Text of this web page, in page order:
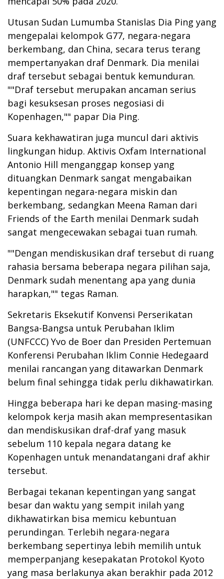
Utusan Sudan Lumumba Stanislas Dia Ping yang
mengepalai kelompok G77, negara-negara
berkembang, dan China, secara terus terang
mempertanyakan draf Denmark. Dia menilai
draf tersebut sebagai bentuk kemunduran.
""Draf tersebut merupakan ancaman serius
bagi kesuksesan proses negosiasi di
Kopenhagen,"" papar Dia Ping.
Suara kekhawatiran juga muncul dari aktivis
lingkungan hidup. Aktivis Oxfam International
Antonio Hill menganggap konsep yang
dituangkan Denmark sangat mengabaikan
kepentingan negara-negara miskin dan
berkembang, sedangkan Meena Raman dari
Friends of the Earth menilai Denmark sudah
sangat mengecewakan sebagai tuan rumah.
""Dengan mendiskusikan draf tersebut di ruang
rahasia bersama beberapa negara pilihan saja,
Denmark sudah menentang apa yang dunia
harapkan,"" tegas Raman.
Sekretaris Eksekutif Konvensi Perserikatan
Bangsa-Bangsa untuk Perubahan Iklim
(UNFCCC) Yvo de Boer dan Presiden Pertemuan
Konferensi Perubahan Iklim Connie Hedegaard
menilai rancangan yang ditawarkan Denmark
belum final sehingga tidak perlu dikhawatirkan.
Hingga beberapa hari ke depan masing-masing
kelompok kerja masih akan mempresentasikan
dan mendiskusikan draf-draf yang masuk
sebelum 110 kepala negara datang ke
Kopenhagen untuk menandatangani draf akhir
tersebut.
Berbagai tekanan kepentingan yang sangat
besar dan waktu yang sempit inilah yang
dikhawatirkan bisa memicu kebuntuan
perundingan. Terlebih negara-negara
berkembang sepertinya lebih memilih untuk
memperpanjang kesepakatan Protokol Kyoto
yang masa berlakunya akan berakhir pada 2012